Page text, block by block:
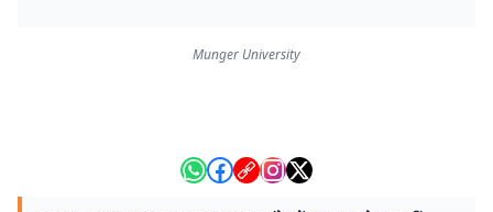
Munger University